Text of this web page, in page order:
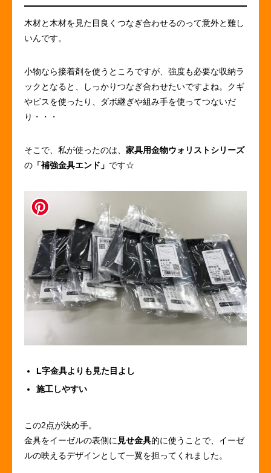
木材と木材を見た目良くつなぎ合わせるのって意外と難し
いんです。
小物なら接着剤を使うところですが、強度も必要な収納ラ
ックとなると、しっかりつなぎ合わせたいですよね。クギ
やビスを使ったり、ダボ継ぎや組み手を使ってつないだ
り・・・
そこで、私が使ったのは、 家具用金物ウォリストシリーズ
の 「補強金具エンド」 です☆
L字金具よりも見た目よし
施工しやすい
この2点が決め手。
金具をイーゼルの表側に 見せ金具的に使うことで、イーゼ
ルの映えるデザインとして一翼を担ってくれました。